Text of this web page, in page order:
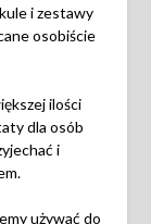
i zestawy
osobiście
ilości
dla osób
i
używać do